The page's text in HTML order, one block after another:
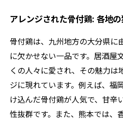
アレンジされた骨付鶏: 各地
骨付鶏は、九州地方の大分県に
に欠かせない一品です。居酒屋
くの人々に愛され、その魅力は
ジに現れています。例えば、福
け込んだ骨付鶏が人気で、甘辛
性抜群です。また、熊本では、